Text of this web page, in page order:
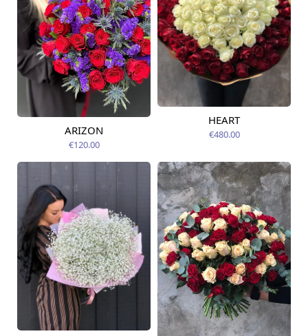
Pieejams šodien
ARIZON
€120.00
Pieejams šodien
HEART
€480.00